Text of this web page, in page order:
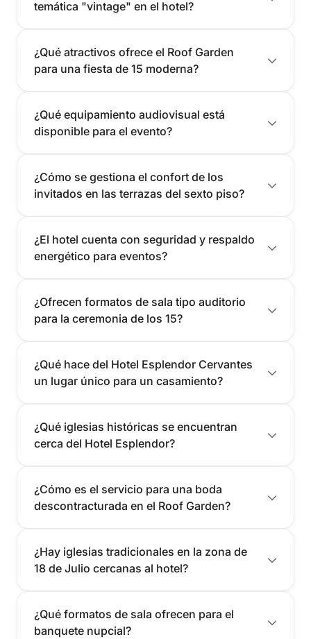
temática "vintage" en el hotel?
¿Qué atractivos ofrece el Roof Garden
para una fiesta de 15 moderna?
¿Qué equipamiento audiovisual está
disponible para el evento?
¿Cómo se gestiona el confort de los
invitados en las terrazas del sexto piso?
¿El hotel cuenta con seguridad y respaldo
energético para eventos?
¿Ofrecen formatos de sala tipo auditorio
para la ceremonia de los 15?
¿Qué hace del Hotel Esplendor Cervantes
un lugar único para un casamiento?
¿Qué iglesias históricas se encuentran
cerca del Hotel Esplendor?
¿Cómo es el servicio para una boda
descontracturada en el Roof Garden?
¿Hay iglesias tradicionales en la zona de
18 de Julio cercanas al hotel?
¿Qué formatos de sala ofrecen para el
banquete nupcial?